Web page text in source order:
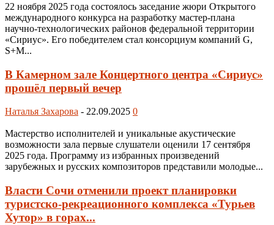
22 ноября 2025 года состоялось заседание жюри Открытого
международного конкурса на разработку мастер-плана
научно-технологических районов федеральной территории
«Сириус». Его победителем стал консорциум компаний G,
S+M...
В Камерном зале Концертного центра «Сириус»
прошёл первый вечер
Наталья Захарова - 22.09.2025 0
Мастерство исполнителей и уникальные акустические
возможности зала первые слушатели оценили 17 сентября
2025 года. Программу из избранных произведений
зарубежных и русских композиторов представили молодые...
Власти Сочи отменили проект планировки
туристско-рекреационного комплекса «Турьев
Хутор» в горах...